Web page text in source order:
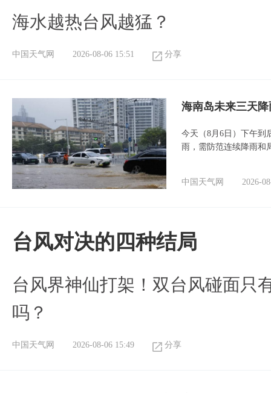
海水越热台风越猛？
中国天气网 2026-08-06 15:51 分享
海南岛未来三天
今天（8月6日）下午到
雨，需防范连续降雨和
中国天气网 2026-
台风对决的四种结局
台风界神仙打架！双台风碰面只
吗？
中国天气网 2026-08-06 15:49 分享